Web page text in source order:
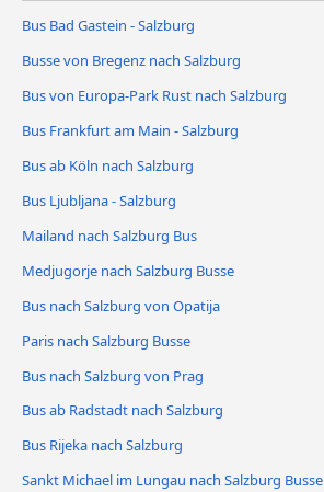
Bus Bad Gastein - Salzburg
Busse von Bregenz nach Salzburg
Bus von Europa-Park Rust nach Salzburg
Bus Frankfurt am Main - Salzburg
Bus ab Köln nach Salzburg
Bus Ljubljana - Salzburg
Mailand nach Salzburg Bus
Medjugorje nach Salzburg Busse
Bus nach Salzburg von Opatija
Paris nach Salzburg Busse
Bus nach Salzburg von Prag
Bus ab Radstadt nach Salzburg
Bus Rijeka nach Salzburg
Sankt Michael im Lungau nach Salzburg Busse